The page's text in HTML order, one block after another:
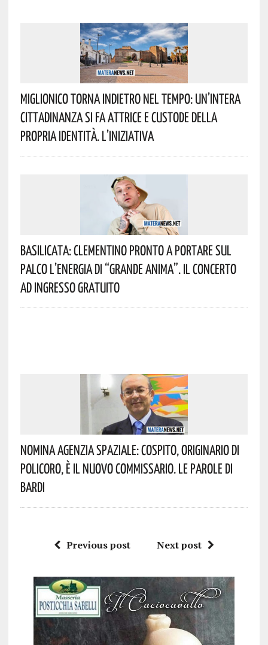
Miglionico Torna Indietro Nel Tempo: Un’intera
Cittadinanza Si Fa Attrice E Custode Della
Propria Identità. L’iniziativa
Basilicata: Clementino Pronto A Portare Sul
Palco L’energia Di “Grande Anima”. Il Concerto
Ad Ingresso Gratuito
Nomina Agenzia Spaziale: Cospito, Originario Di
Policoro, È Il Nuovo Commissario. Le Parole Di
Bardi
Previous post Next post